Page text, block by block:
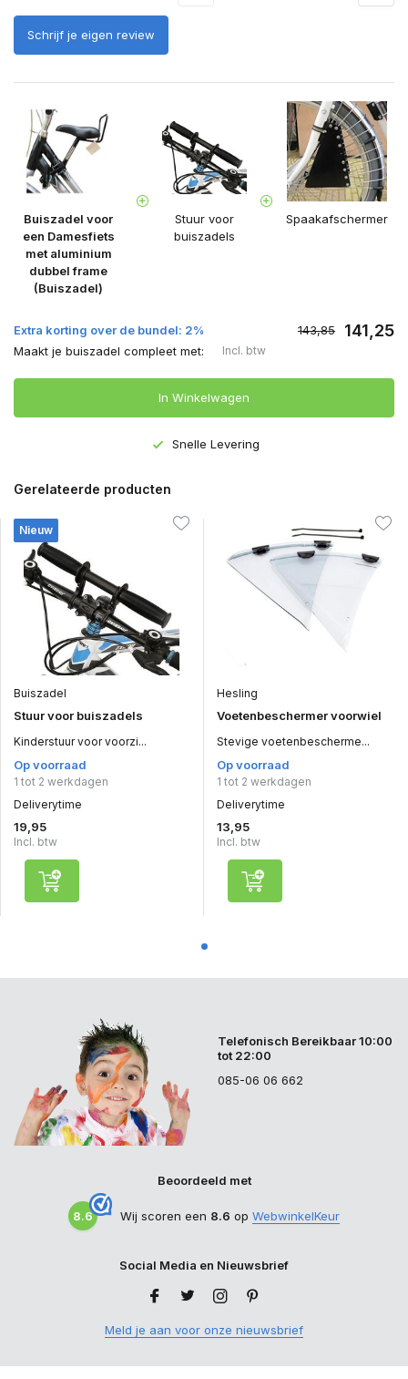
Schrijf je eigen review
Buiszadel voor
een Damesfiets
met aluminium
dubbel frame
(Buiszadel)
Stuur voor
buiszadels
Spaakafschermer
Extra korting over de bundel: 2% 143,85 141,25
Maakt je buiszadel compleet met: Incl. btw
In Winkelwagen
Snelle Levering
Gerelateerde producten
Nieuw
Buiszadel
Stuur voor buiszadels
Kinderstuur voor voorzi...
Op voorraad
1 tot 2 werkdagen
Deliverytime
19,95
Incl. btw
Hesling
Voetenbeschermer voorwiel
Stevige voetenbescherme...
Op voorraad
1 tot 2 werkdagen
Deliverytime
13,95
Incl. btw
Telefonisch Bereikbaar 10:00
tot 22:00
085-06 06 662
Beoordeeld met
8.6 Wij scoren een 8.6 op WebwinkelKeur
Social Media en Nieuwsbrief
Meld je aan voor onze nieuwsbrief